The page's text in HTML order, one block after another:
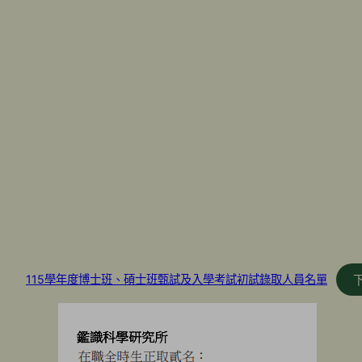
115學年度博士班、碩士班甄試及入學考試初試錄取人員名單